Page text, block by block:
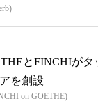
とFINCHIがタ
を創設
on GOETHE)